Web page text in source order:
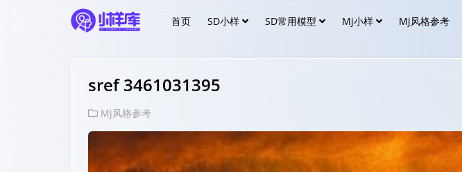
首页 SD小样 SD常用模型 Mj小样 Mj风格参考
sref 3461031395
Mj风格参考